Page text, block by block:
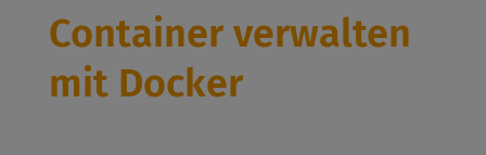
Container verwalten
mit Docker